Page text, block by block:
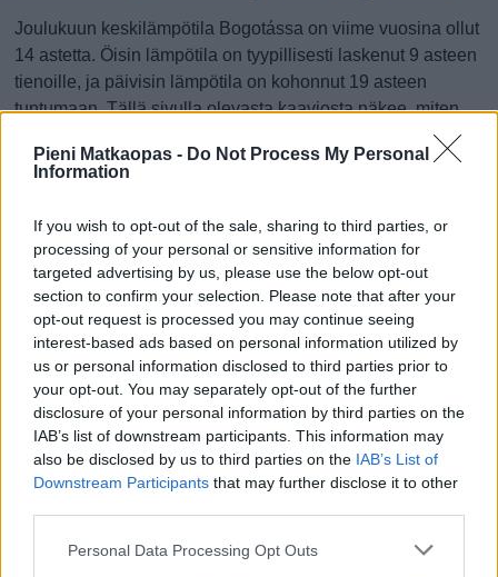
Pieni Matkaopas - Do Not Process My Personal
Information
If you wish to opt-out of the sale, sharing to third parties, or
processing of your personal or sensitive information for
targeted advertising by us, please use the below opt-out
section to confirm your selection. Please note that after your
opt-out request is processed you may continue seeing
interest-based ads based on personal information utilized by
us or personal information disclosed to third parties prior to
your opt-out. You may separately opt-out of the further
disclosure of your personal information by third parties on the
IAB’s list of downstream participants. This information may
also be disclosed by us to third parties on the IAB’s List of
Downstream Participants that may further disclose it to other
Personal Data Processing Opt Outs
Joulukuun keskilämpötila Bogotássa on viime vuosina ollut
14 astetta. Öisin lämpötila on tyypillisesti laskenut 9 asteen
tienoille, ja päivisin lämpötila on kohonnut 19 asteen
tuntumaan. Tällä sivulla olevasta kaaviosta näkee, miten
lämmin sää Bogotássa on keskimäärin ollut joulukuussa
viime vuosina ja vaihteluväli, jolla lämpötila tavallisina
Hetkellisesti Bogotássa on silti koettu tätäkin kylmempiä ja
lämpimämpiä joulukuisia päiviä. Esimerkiksi vuoden 2017
joulukuussa lämpötila käväisi alimmillaan 4 asteessa ja
toisaalta vuonna 2015 joulukuussa hätyyteltiin eräänä
poikkeuksellisen lämpimänä päivänä 31 asteen lukemia.
Entä muut kuukaudet? Miten lämmintä
Bogotássa on ollut...
Tammikuussa Helmikuussa Maaliskuussa
Heinäkuussa Elokuussa Syyskuussa